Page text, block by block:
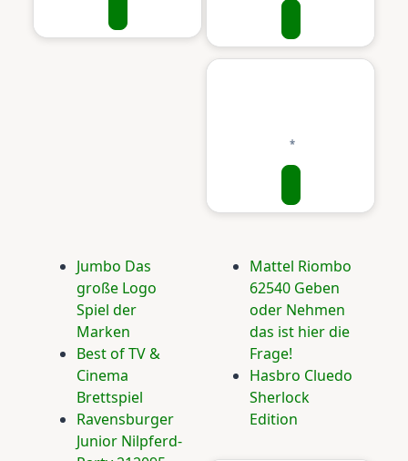
Jumbo Das
große Logo
Spiel der
Marken
Best of TV &
Cinema
Brettspiel
Ravensburger
Junior Nilpferd-
Mattel Riombo
62540 Geben
oder Nehmen
das ist hier die
Frage!
Hasbro Cluedo
Sherlock
Edition